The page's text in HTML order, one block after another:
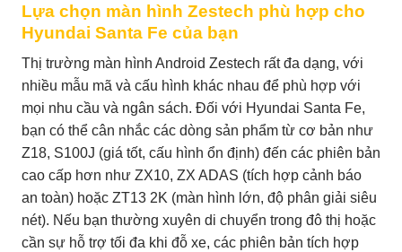
Lựa chọn màn hình Zestech phù hợp cho
Hyundai Santa Fe của bạn
Thị trường màn hình Android Zestech rất đa dạng, với
nhiều mẫu mã và cấu hình khác nhau để phù hợp với
mọi nhu cầu và ngân sách. Đối với Hyundai Santa Fe,
bạn có thể cân nhắc các dòng sản phẩm từ cơ bản như
Z18, S100J (giá tốt, cấu hình ổn định) đến các phiên bản
cao cấp hơn như ZX10, ZX ADAS (tích hợp cảnh báo
an toàn) hoặc ZT13 2K (màn hình lớn, độ phân giải siêu
nét). Nếu bạn thường xuyên di chuyển trong đô thị hoặc
cần sự hỗ trợ tối đa khi đỗ xe, các phiên bản tích hợp